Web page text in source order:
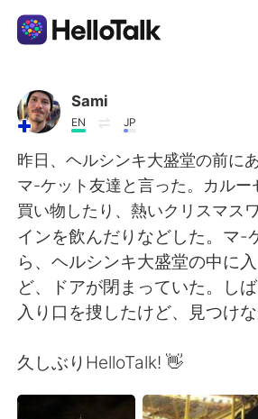
Language Exchange App
AI Grammar Checker
English
简体中文 繁體中文
Español العربية
Français Deutsch
한국어
Sami
EN JP
昨日、ヘルシンキ大盛堂の前に
マ-ケット友達と言った。カルー
買い物したり、熱いクリスマスワ
インを飲んだりなどした。マ-
ら、ヘルシンキ大盛堂の中に
ど、ドアが閉まっていた。し
入り口を捜したけど、見つけな
久しぶりHelloTalk! 👋